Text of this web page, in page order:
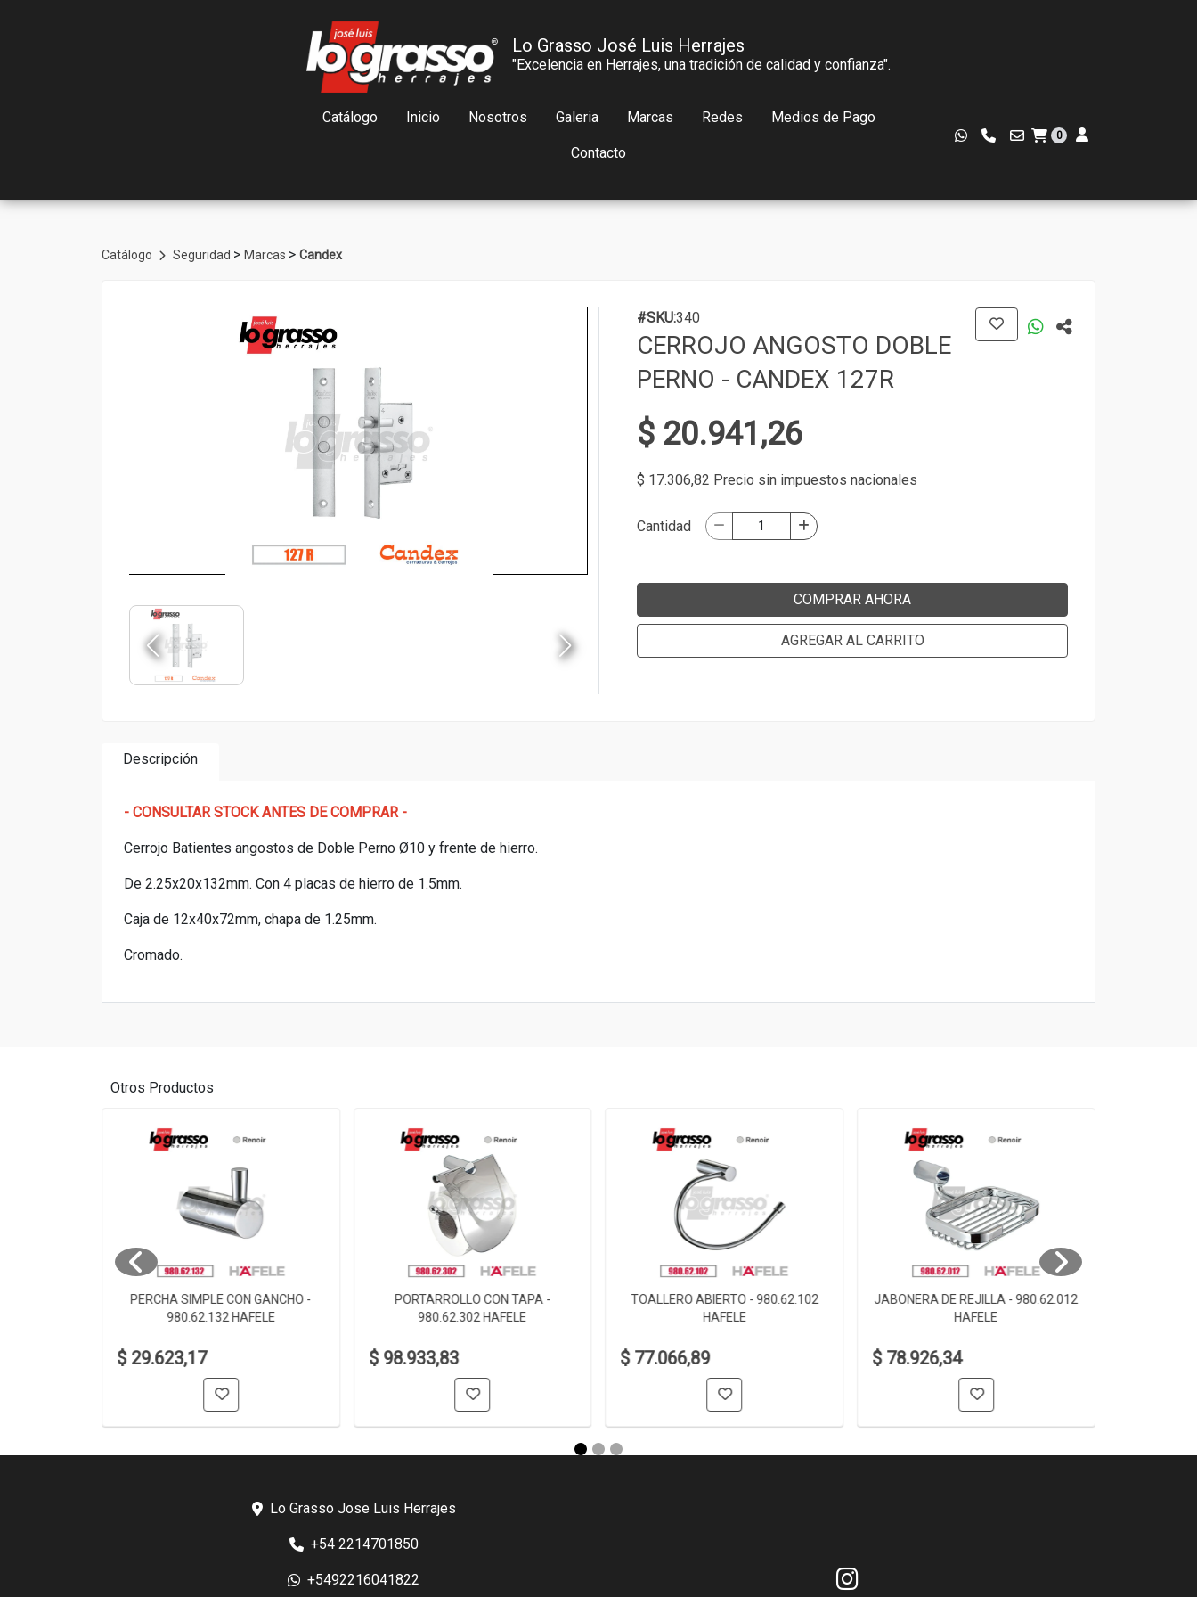
Lo Grasso José Luis Herrajes
"Excelencia en Herrajes, una tradición de calidad y confianza".
Catálogo Inicio Nosotros Galeria Marcas Redes Medios de Pago
Contacto
0
Catálogo Seguridad > Marcas > Candex
#SKU:340
CERROJO ANGOSTO DOBLE
PERNO - CANDEX 127R
$ 20.941,26
$ 17.306,82 Precio sin impuestos nacionales
Cantidad
COMPRAR AHORA
AGREGAR AL CARRITO
Descripción
- CONSULTAR STOCK ANTES DE COMPRAR -
Cerrojo Batientes angostos de Doble Perno Ø10 y frente de hierro.
De 2.25x20x132mm. Con 4 placas de hierro de 1.5mm.
Caja de 12x40x72mm, chapa de 1.25mm.
Cromado.
Otros Productos
PERCHA SIMPLE CON GANCHO -
980.62.132 HAFELE
$ 29.623,17
PORTARROLLO CON TAPA -
980.62.302 HAFELE
$ 98.933,83
TOALLERO ABIERTO - 980.62.102
HAFELE
$ 77.066,89
JABONERA DE REJILLA - 980.62.012
HAFELE
$ 78.926,34
Lo Grasso Jose Luis Herrajes
+54 2214701850
+5492216041822